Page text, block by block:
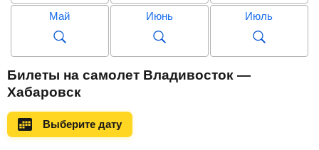
Май Июнь Июль
928 BYN
Сентябрь
Ноябрь
Билеты на самолет Владивосток —
Хабаровск
Выберите дату